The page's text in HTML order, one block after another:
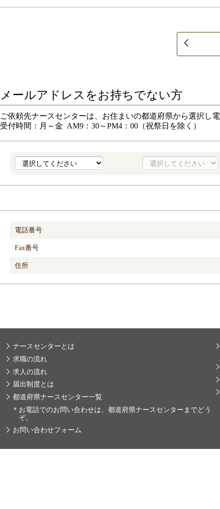
メールアドレスをお持ちでない方
ご依頼先ナースセンターは、お住まいの都道府県から選択し
受付時間：月～金 AM9：30～PM4：00（祝祭日を除く）
電話番号
Fax番号
住所
ナースセンターとは
求職の流れ
求人の流れ
届出制度とは
都道府県ナースセンター一覧
＊ お電話でのお問い合わせは、都道府県ナースセンターまでどう
ぞ。
お問い合わせフォーム